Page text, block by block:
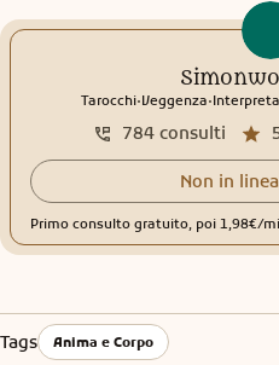
Tarocchi.Veggenza.
784 consulti
Non in
Primo consulto gratuito, poi 1,98€/
Tags Anima e Corpo